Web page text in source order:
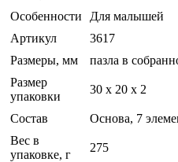
Особенности
Для малышей
Артикул
3617
Размеры, мм
пазла в
Размер
упаковки
30 x 20 x 2
Состав
Основа, 7
Вес в
упаковке, г
275